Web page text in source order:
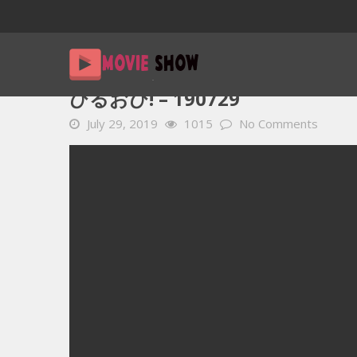
Home
ひるおび! – 190729
July 29, 2019 1015 No Comments